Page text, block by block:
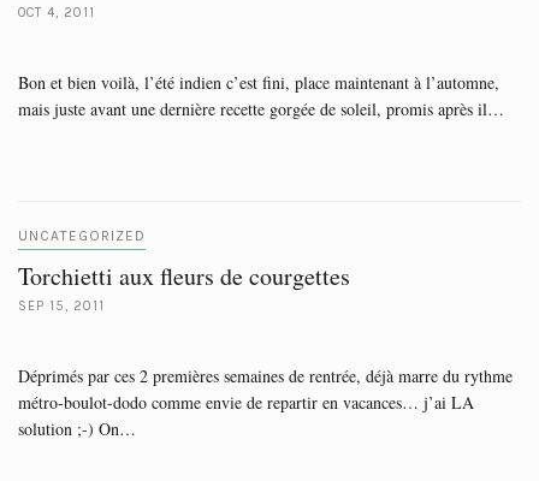
OCT 4, 2011
Bon et bien voilà, l’été indien c’est fini, place maintenant à l’automne,
mais juste avant une dernière recette gorgée de soleil, promis après il…
UNCATEGORIZED
Torchietti aux fleurs de courgettes
SEP 15, 2011
Déprimés par ces 2 premières semaines de rentrée, déjà marre du rythme
métro-boulot-dodo comme envie de repartir en vacances… j’ai LA
solution ;-) On…